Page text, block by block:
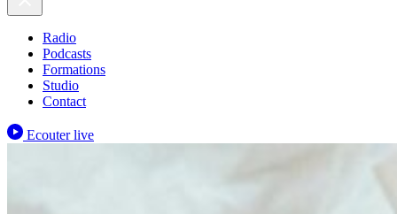
Radio
Podcasts
Formations
Studio
Contact
Ecouter live